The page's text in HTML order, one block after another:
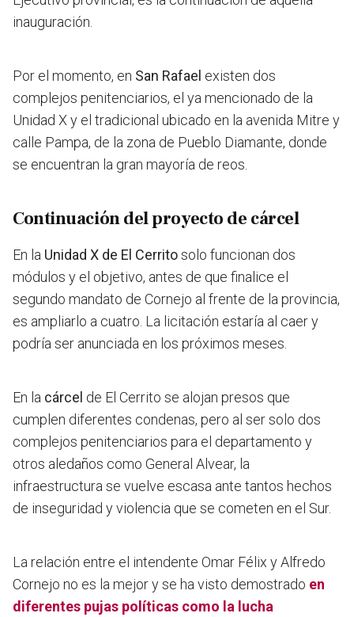
inauguración.
Por el momento, en San Rafael existen dos
complejos penitenciarios, el ya mencionado de la
Unidad X y el tradicional ubicado en la avenida Mitre y
calle Pampa, de la zona de Pueblo Diamante, donde
se encuentran la gran mayoría de reos.
Continuación del proyecto de cárcel
En la Unidad X de El Cerritosolo funcionan dos
módulos y el objetivo, antes de que finalice el
segundo mandato de Cornejo al frente de la provincia,
es ampliarlo a cuatro. La licitación estaría al caer y
podría ser anunciada en los próximos meses.
En la cárcel de El Cerrito se alojan presos que
cumplen diferentes condenas, pero al ser solo dos
complejos penitenciarios para el departamento y
otros aledaños como General Alvear, la
infraestructura se vuelve escasa ante tantos hechos
de inseguridad y violencia que se cometen en el Sur.
La relación entre el intendente Omar Félix y Alfredo
Cornejo no es la mejor y se ha visto demostrado en
diferentes pujas políticas como la lucha